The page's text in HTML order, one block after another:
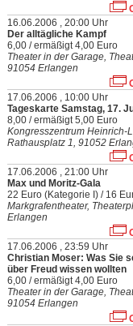
16.06.2006 , 20:00 Uhr
Der alltägliche Kampf
6,00 / ermäßigt 4,00 Euro
Theater in der Garage,
91054 Erlangen
17.06.2006 , 10:00 Uhr
Tageskarte Samstag, 17.
8,00 / ermäßigt 5,00 Euro
Kongresszentrum Heinrich-
Rathausplatz 1, 91052
17.06.2006 , 21:00 Uhr
Max und Moritz-Gala
22 Euro (Kategorie I) / 16
Markgrafentheater,
Erlangen
17.06.2006 , 23:59 Uhr
Christian Moser: Was Sie
über Freud wissen wollten
6,00 / ermäßigt 4,00 Euro
Theater in der Garage,
91054 Erlangen